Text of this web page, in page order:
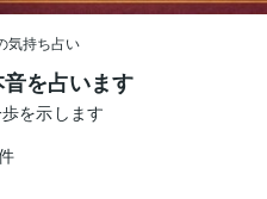
気持ち占い
を占います
を示します